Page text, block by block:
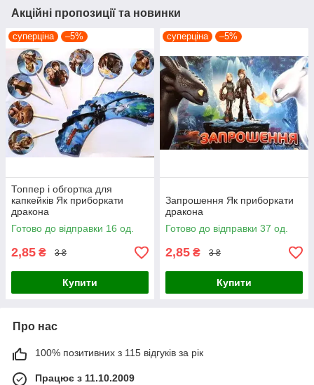
Акційні пропозиції та новинки
суперціна –5%
Топпер і обгортка для
капкейків Як приборкати
дракона
Готово до відправки 16 од.
2,85 ₴ 3 ₴
Купити
суперціна –5%
Запрошення Як приборкати
дракона
Готово до відправки 37 од.
2,85 ₴ 3 ₴
Купити
Про нас
100% позитивних з 115 відгуків за рік
Працює з 11.10.2009